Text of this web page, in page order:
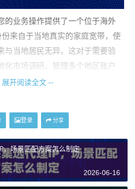
的业务操作提供了一个位于海外
份来自于当地真实的家庭宽带，使
与当地居民无异。这对于需要验
化市场调研、管理多个地区账户
来说，是提升成功率和效率的关
您的业务访问具备高度的环境可
哪里？
守服务所在地及目标访问地区的
展开阅读全文 --
登录 分享
，场景匹配方案怎么制定
2026-06-16